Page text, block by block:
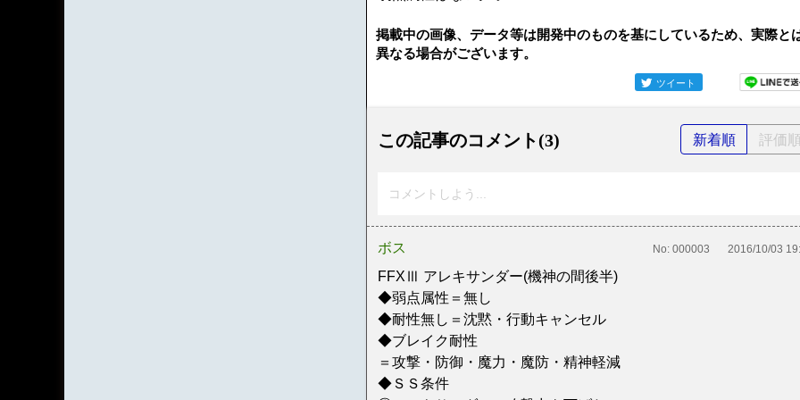
掲載中の画像、データ等は開発中のものを基にしているため、実際と
異なる場合がございます。
ツイート
この記事のコメント(3) 新着順 評価順
コメントしよう...
ボス No: 000003 2016/10/03
FFXⅢ アレキサンダー(機神の間後半)
◆弱点属性＝無し
◆耐性無し＝沈黙・行動キャンセル
◆ブレイク耐性
＝攻撃・防御・魔力・魔防・精神軽減
◆ＳＳ条件